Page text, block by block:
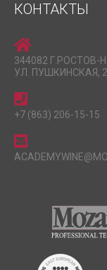
КОНТАКТЫ
344082 Г.РОСТОВ-
УЛ. ПУШКИНСКАЯ,
+7 (863) 206-15-15